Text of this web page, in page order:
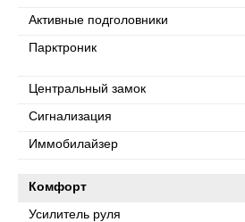
Активные подголовники
Парктроник
Центральный замок
Сигнализация
Иммобилайзер
Комфорт
Усилитель руля